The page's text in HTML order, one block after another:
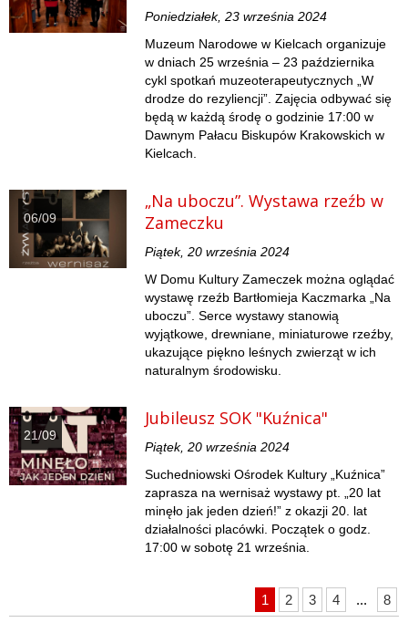
Poniedziałek, 23 września 2024
Muzeum Narodowe w Kielcach organizuje
w dniach 25 września – 23 października
cykl spotkań muzeoterapeutycznych „W
drodze do rezyliencji”. Zajęcia odbywać się
będą w każdą środę o godzinie 17:00 w
Dawnym Pałacu Biskupów Krakowskich w
Kielcach.
06/09
„Na uboczu”. Wystawa rzeźb w
Zameczku
Piątek, 20 września 2024
W Domu Kultury Zameczek można oglądać
wystawę rzeźb Bartłomieja Kaczmarka „Na
uboczu”. Serce wystawy stanowią
wyjątkowe, drewniane, miniaturowe rzeźby,
ukazujące piękno leśnych zwierząt w ich
naturalnym środowisku.
21/09
Jubileusz SOK "Kuźnica"
Piątek, 20 września 2024
Suchedniowski Ośrodek Kultury „Kuźnica”
zaprasza na wernisaż wystawy pt. „20 lat
minęło jak jeden dzień!” z okazji 20. lat
działalności placówki. Początek o godz.
17:00 w sobotę 21 września.
1 2 3 4 ... 8